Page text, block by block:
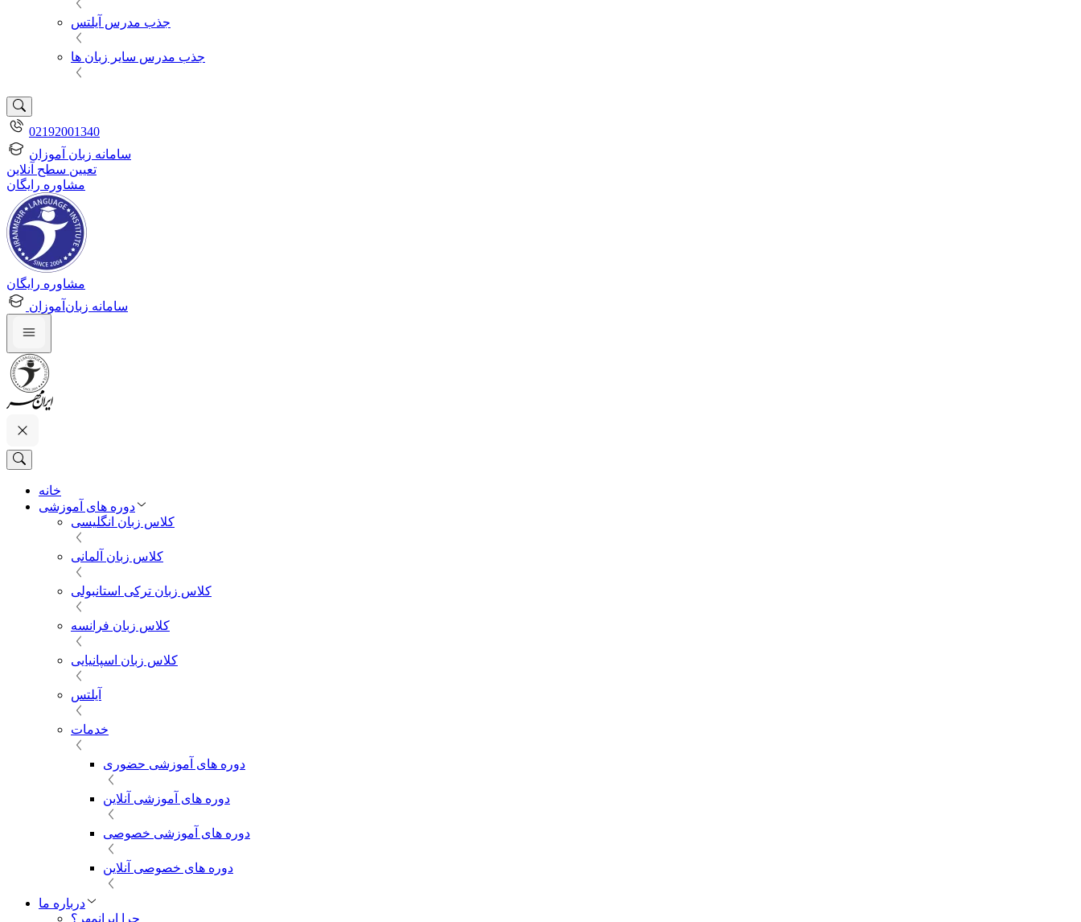
جذب مدرس آیلتس
جذب مدرس سایر زبان ها
02192001340
سامانه زبان آموزان
تعیین سطح آنلاین
مشاوره رایگان
مشاوره رایگان
سامانه زبان‌آموزان
خانه
دوره های آموزشی
کلاس زبان انگلیسی
کلاس زبان آلمانی
کلاس زبان ترکی استانبولی
کلاس زبان فرانسه
کلاس زبان اسپانیایی
آیلتس
خدمات
دوره های آموزشی حضوری
دوره های آموزشی آنلاین
دوره های آموزشی خصوصی
دوره های خصوصی آنلاین
درباره ما
چرا ایرانمهر؟